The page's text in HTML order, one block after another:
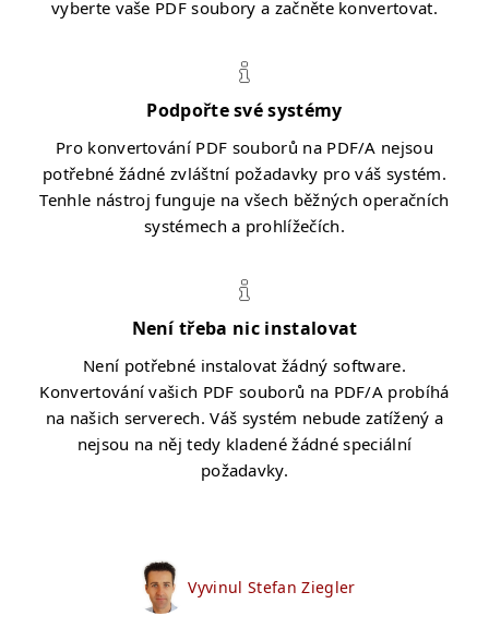
vyberte vaše PDF soubory a začněte konvertovat.
Podpořte své systémy
Pro konvertování PDF souborů na PDF/A nejsou
potřebné žádné zvláštní požadavky pro váš systém.
Tenhle nástroj funguje na všech běžných operačních
systémech a prohlížečích.
Není třeba nic instalovat
Není potřebné instalovat žádný software.
Konvertování vašich PDF souborů na PDF/A probíhá
na našich serverech. Váš systém nebude zatížený a
nejsou na něj tedy kladené žádné speciální
požadavky.
Vyvinul Stefan Ziegler